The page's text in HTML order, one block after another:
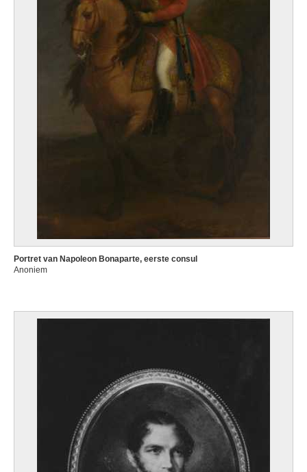
Portret van Napoleon Bonaparte, eerste consul
Anoniem